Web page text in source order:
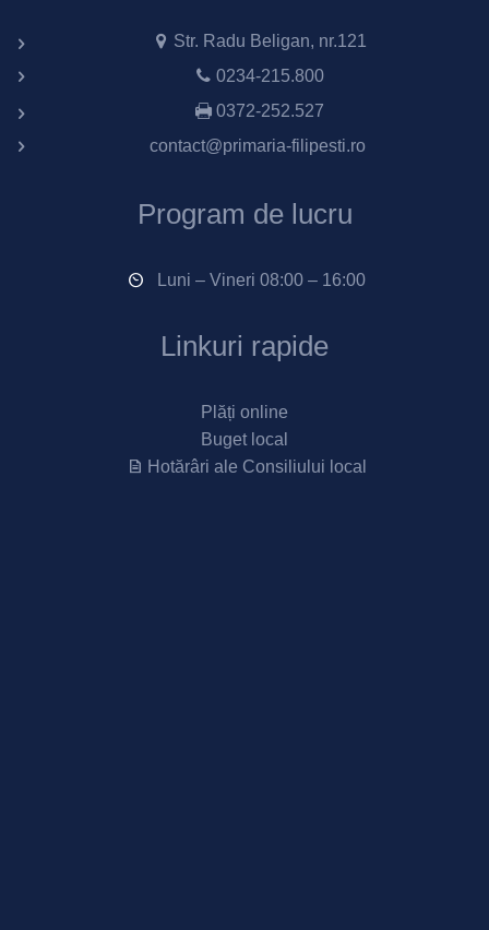
Str. Radu Beligan, nr.121
0234-215.800
0372-252.527
contact@primaria-filipesti.ro
Program de lucru
Luni – Vineri 08:00 – 16:00
Linkuri rapide
Plăți online
Buget local
Hotărâri ale Consiliului local